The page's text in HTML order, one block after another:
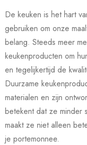
De keuken is het hart
gebruiken om onze
belang. Steeds meer
keukenproducten om
en tegelijkertijd de
Duurzame
materialen en zijn
betekent dat ze minder
maakt ze niet alleen
je portemonnee.